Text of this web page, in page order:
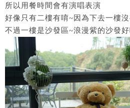
所以用餐時間會有演唱表演
好像只有二樓有唷~因為下去一樓
不過一樓是沙發區~浪漫紫的沙發